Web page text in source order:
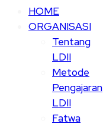
HOME
ORGANISASI
Tentang
LDII
Metode
Pengajaran
LDII
Fatwa